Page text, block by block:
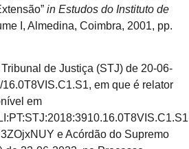
in Estudos do Instituto de
I, Almedina, Coimbra, 2001, pp.
de Justiça (STJ) de 20-06-
em que é relator
em
e Acórdão do Supremo